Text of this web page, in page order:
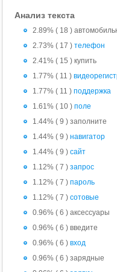
Анализ текста
2.89% ( 18 )
2.73% ( 17 )телефон
2.41% ( 15 ) купить
1.77% ( 11 )
1.77% ( 11 )поддержка
1.61% ( 10 )поле
1.44% ( 9 ) заполните
1.44% ( 9 )навигатор
1.44% ( 9 )сайт
1.12% ( 7 )запрос
1.12% ( 7 )пароль
1.12% ( 7 )сотовые
0.96% ( 6 ) аксессуары
0.96% ( 6 ) введите
0.96% ( 6 )вход
0.96% ( 6 ) зарядные